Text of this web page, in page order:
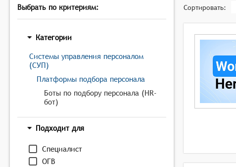
Выбрать по критериям:
Категории
Системы управления персоналом
(СУП)
Платформы подбора персонала
Боты по подбору персонала (HR-
бот)
Подходит для
Специалист
ОГВ
Сортировать: